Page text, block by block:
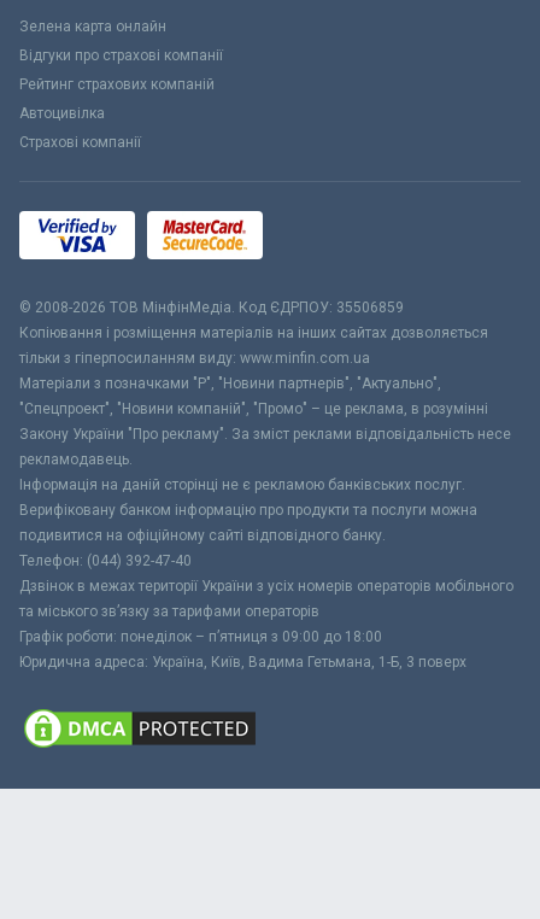
Зелена карта онлайн
Відгуки про страхові компанії
Рейтинг страхових компаній
Автоцивілка
Страхові компанії
© 2008-2026 ТОВ МiнфiнМедiа. Код ЄДРПОУ: 35506859
Копіювання і розміщення матеріалів на інших сайтах дозволяється
тільки з гіперпосиланням виду: www.minfin.com.ua
Матеріали з позначками "Р", "Новини партнерів", "Актуально",
"Спецпроект", "Новини компаній", "Промо" – це реклама, в розумінні
Закону України "Про рекламу". За зміст реклами відповідальність несе
рекламодавець.
Інформація на даній сторінці не є рекламою банківських послуг.
Верифіковану банком інформацію про продукти та послуги можна
подивитися на офіційному сайті відповідного банку.
Телефон: (044) 392-47-40
Дзвінок в межах території України з усіх номерів операторів мобільного
та міського зв’язку за тарифами операторів
Графік роботи: понеділок – п’ятниця з 09:00 до 18:00
Юридична адреса: Україна, Київ, Вадима Гетьмана, 1-Б, 3 поверх